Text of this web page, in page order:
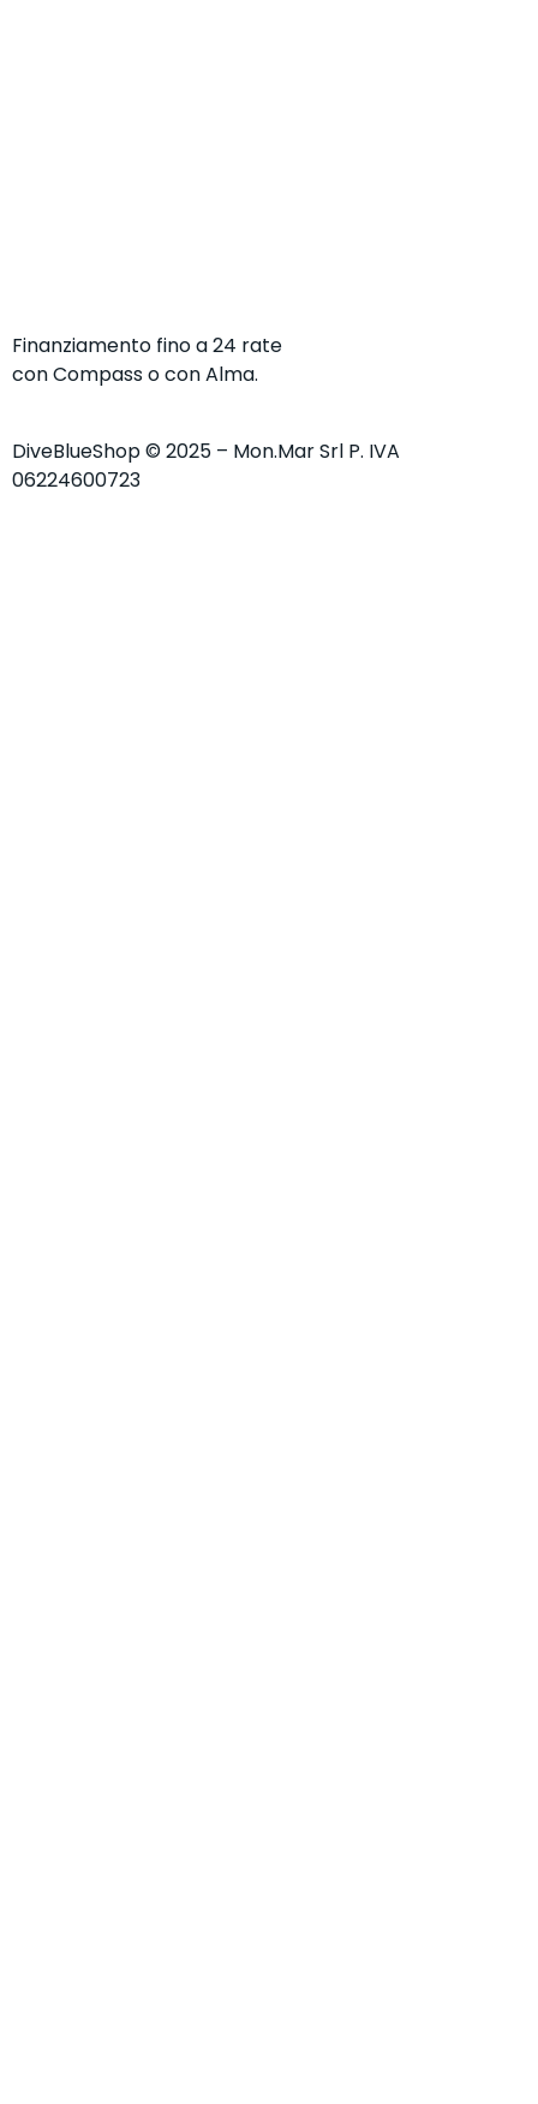
Finanziamento fino a 24 rate
con Compass o con Alma.
DiveBlueShop © 2025 – Mon.Mar Srl P. IVA
06224600723